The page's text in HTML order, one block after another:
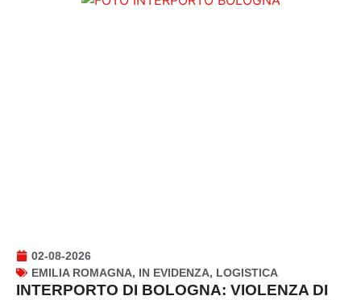
02-08-2026
EMILIA ROMAGNA, IN EVIDENZA, LOGISTICA
INTERPORTO DI BOLOGNA: VIOLENZA DI